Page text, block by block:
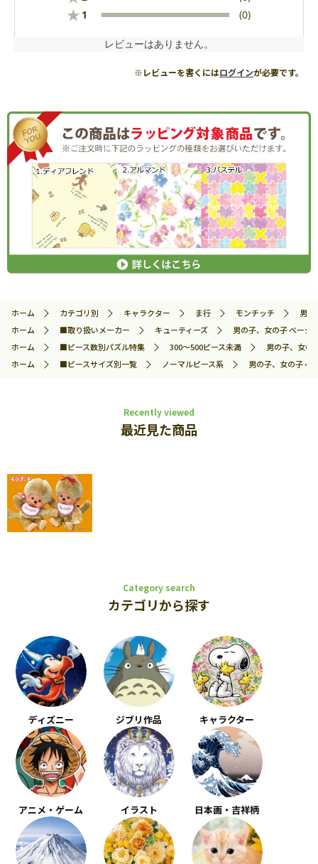
★ 1 (0)
レビューはありません。
※レビューを書くにはログインが必要です。
ホーム カテゴリ別 キャラクター ま行 モンチッチ
男
ホーム
■取り扱いメーカー キューティーズ
男の子、女の子 ベー
ホーム
■ピース数別パズル特集 300～500ピース未満
男の子、女
ホーム
■ピースサイズ別一覧 ノーマルピース系 男の子、女の子
Recently viewed
最近見た商品
Category search
カテゴリから探す
ディズニー ジブリ作品 キャラクター
アニメ・ゲーム イラスト 日本画・吉祥柄